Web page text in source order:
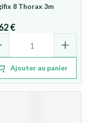
8 Thorax 3m
€
Ajouter au panier